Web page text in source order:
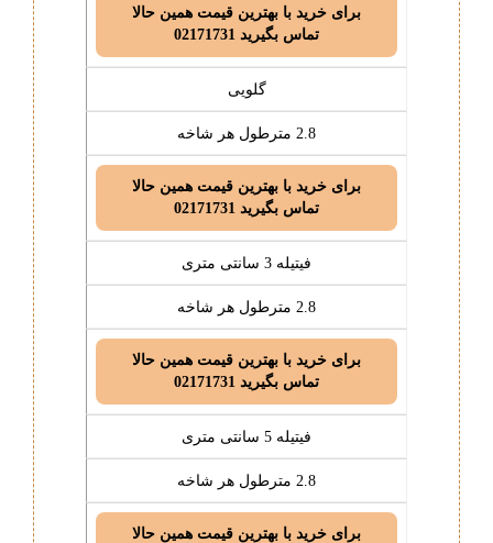
برای خرید با بهترین قیمت همین حالا
تماس بگیرید 02171731
گلویی
2.8 مترطول هر شاخه
برای خرید با بهترین قیمت همین حالا
تماس بگیرید 02171731
فیتیله 3 سانتی متری
2.8 مترطول هر شاخه
برای خرید با بهترین قیمت همین حالا
تماس بگیرید 02171731
فیتیله 5 سانتی متری
2.8 مترطول هر شاخه
برای خرید با بهترین قیمت همین حالا